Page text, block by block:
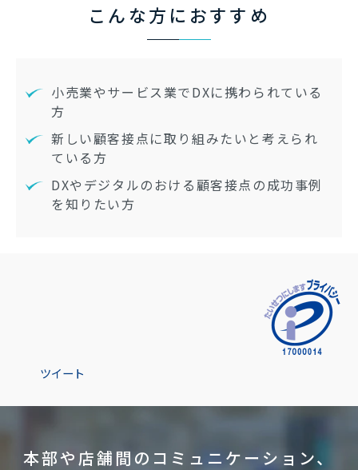
こんな方におすすめ
小売業やサービス業でDXに携わられている
方
新しい顧客接点に取り組みたいと考えられ
ている方
DXやデジタルのおける顧客接点の成功事例
を知りたい方
ツイート
本部や店舗間のコミュニケーション、